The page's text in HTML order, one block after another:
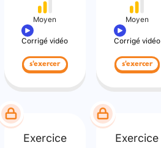
Moyen
Corrigé vidéo
s'exercer
Moyen
Corrigé vidéo
s'exercer
Exercice Exercice